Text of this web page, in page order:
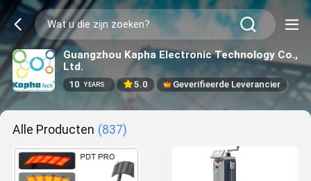
Guangzhou Kapha Electronic Technology Co.,
Ltd.
10 YEARS 5.0 Geverifieerde Leverancier
Alle Producten (837)